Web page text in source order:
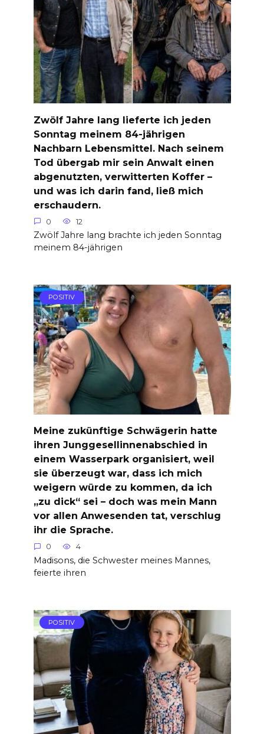
Zwölf Jahre lang lieferte ich jeden
Sonntag meinem 84-jährigen
Nachbarn Lebensmittel. Nach seinem
Tod übergab mir sein Anwalt einen
abgenutzten, verwitterten Koffer –
und was ich darin fand, ließ mich
erschaudern.
0 12
Zwölf Jahre lang brachte ich jeden Sonntag
meinem 84-jährigen
POSITIV
Meine zukünftige Schwägerin hatte
ihren Junggesellinnenabschied in
einem Wasserpark organisiert, weil
sie überzeugt war, dass ich mich
weigern würde zu kommen, da ich
„zu dick“ sei – doch was mein Mann
vor allen Anwesenden tat, verschlug
ihr die Sprache.
0 4
Madisons, die Schwester meines Mannes,
feierte ihren
POSITIV